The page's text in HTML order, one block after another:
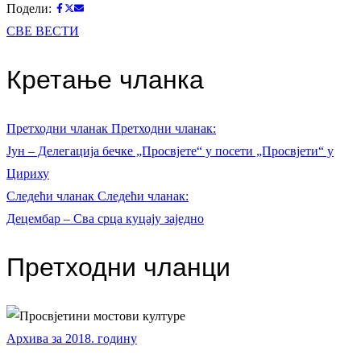
Подели:
СВЕ ВЕСТИ
Кретање чланка
Претходни чланак Претходни чланак:
Јун – Делегација бечке „Просвјете“ у посети „Просвјети“ у
Цириху
Следећи чланак Следећи чланак:
Децембар – Сва срца куцају заједно
Претходни чланци
Архива за 2018. годину